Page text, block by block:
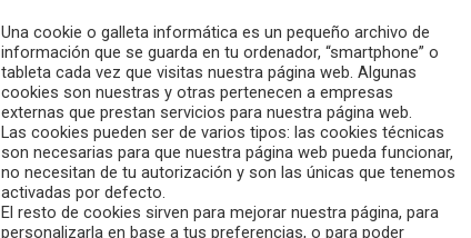
Una cookie o galleta informática es un pequeño archivo de
información que se guarda en tu ordenador, “smartphone” o
tableta cada vez que visitas nuestra página web. Algunas
cookies son nuestras y otras pertenecen a empresas
externas que prestan servicios para nuestra página web.
Las cookies pueden ser de varios tipos: las cookies técnicas
son necesarias para que nuestra página web pueda funcionar,
no necesitan de tu autorización y son las únicas que tenemos
activadas por defecto.
El resto de cookies sirven para mejorar nuestra página, para
personalizarla en base a tus preferencias, o para poder